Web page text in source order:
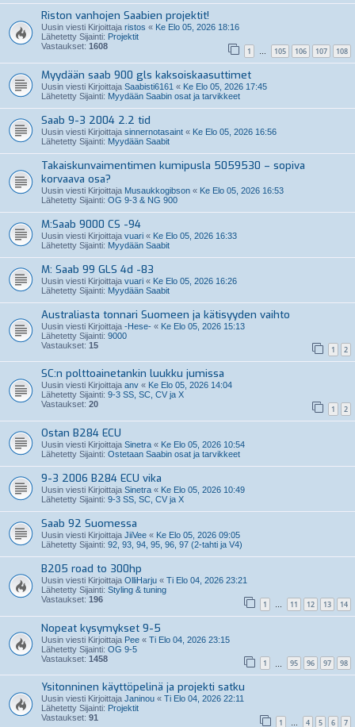
Riston vanhojen Saabien projektit!
Uusin viesti Kirjoittaja ristos « Ke Elo 05, 2026 18:16
Lähetetty Sijainti: Projektit
Vastaukset: 1608 1 … 105 106 107 108
Myydään saab 900 gls kaksoiskaasuttimet
Uusin viesti Kirjoittaja Saabisti6161 « Ke Elo 05, 2026 17:45
Lähetetty Sijainti: Myydään Saabin osat ja tarvikkeet
Saab 9-3 2004 2.2 tid
Uusin viesti Kirjoittaja sinnernotasaint « Ke Elo 05, 2026 16:56
Lähetetty Sijainti: Myydään Saabit
Takaiskunvaimentimen kumipusla 5059530 – sopiva
korvaava osa?
Uusin viesti Kirjoittaja Musaukkogibson « Ke Elo 05, 2026 16:53
Lähetetty Sijainti: OG 9-3 & NG 900
M:Saab 9000 CS -94
Uusin viesti Kirjoittaja vuari « Ke Elo 05, 2026 16:33
Lähetetty Sijainti: Myydään Saabit
M: Saab 99 GLS 4d -83
Uusin viesti Kirjoittaja vuari « Ke Elo 05, 2026 16:26
Lähetetty Sijainti: Myydään Saabit
Australiasta tonnari Suomeen ja kätisyyden vaihto
Uusin viesti Kirjoittaja -Hese- « Ke Elo 05, 2026 15:13
Lähetetty Sijainti: 9000
Vastaukset: 15 1 2
SC:n polttoainetankin luukku jumissa
Uusin viesti Kirjoittaja anv « Ke Elo 05, 2026 14:04
Lähetetty Sijainti: 9-3 SS, SC, CV ja X
Vastaukset: 20 1 2
Ostan B284 ECU
Uusin viesti Kirjoittaja Sinetra « Ke Elo 05, 2026 10:54
Lähetetty Sijainti: Ostetaan Saabin osat ja tarvikkeet
9-3 2006 B284 ECU vika
Uusin viesti Kirjoittaja Sinetra « Ke Elo 05, 2026 10:49
Lähetetty Sijainti: 9-3 SS, SC, CV ja X
Saab 92 Suomessa
Uusin viesti Kirjoittaja JiiVee « Ke Elo 05, 2026 09:05
Lähetetty Sijainti: 92, 93, 94, 95, 96, 97 (2-tahti ja V4)
B205 road to 300hp
Uusin viesti Kirjoittaja OlliHarju « Ti Elo 04, 2026 23:21
Lähetetty Sijainti: Styling & tuning
Vastaukset: 196 1 … 11 12 13 14
Nopeat kysymykset 9-5
Uusin viesti Kirjoittaja Pee « Ti Elo 04, 2026 23:15
Lähetetty Sijainti: OG 9-5
Vastaukset: 1458 1 95 96 97 98
Ysitonninen käyttöpelinä ja projekti satku
Uusin viesti Kirjoittaja Janinou « Ti Elo 04, 2026 22:11
Lähetetty Sijainti: Projektit
Vastaukset: 91 1 … 4 5 6 7